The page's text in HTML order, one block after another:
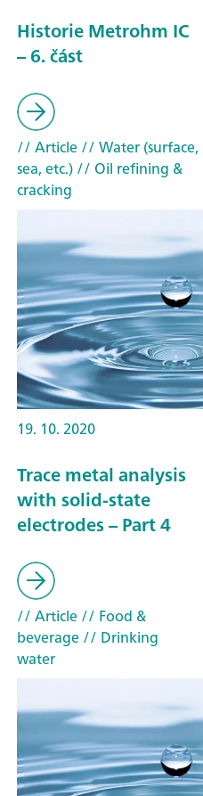
Historie Metrohm IC
– 6. část
// Article// Water (surface,
sea, etc.)// Oil refining &
cracking
19. 10. 2020
Trace metal analysis
with solid-state
electrodes – Part 4
// Article// Food &
beverage// Drinking
water